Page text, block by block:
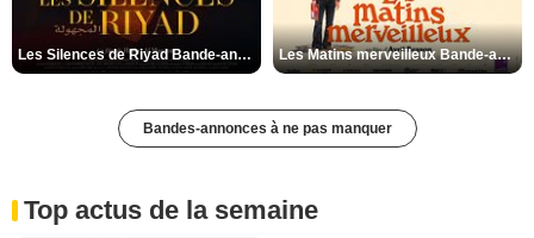
Les Silences de Riyad Bande-annonce VO STFR Les Matins merveilleux Bande-annonce VF
Bandes-annonces à ne pas manquer
Top actus de la semaine